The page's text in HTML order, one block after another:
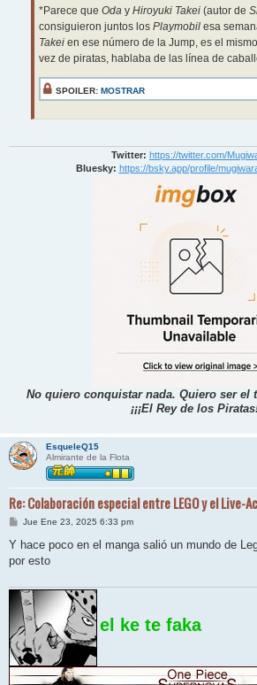
*Parece que Oda y Hiroyuki Takei (autor de
consiguieron juntos los Playmobil esa
Takei en ese número de la Jump, es el
vez de piratas, hablaba de las línea de
SPOILER: MOSTRAR
Twitter: https://twitter.com/
Bluesky: https://bsky.app/profile/
No quiero conquistar nada. Quiero ser el
¡¡¡El Rey de los
EsqueleQ15
Almirante de la Flota
Re: Colaboración especial entre LEGO y el Live-
M
n
a
Jue Ene 23, 2025 6:33 pm
Y hace poco en el manga salió un mundo de
por esto
el ke te faka